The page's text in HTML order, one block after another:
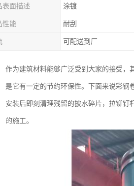
表面描述 涂镀
性能 耐刮
可配送到厂
作为建筑材料能够广泛受到大家的接受，
是它有一定的节约环保性。下面来说彩钢
安装后即刻清理残留的披水碎片，拉铆钉
的施工。